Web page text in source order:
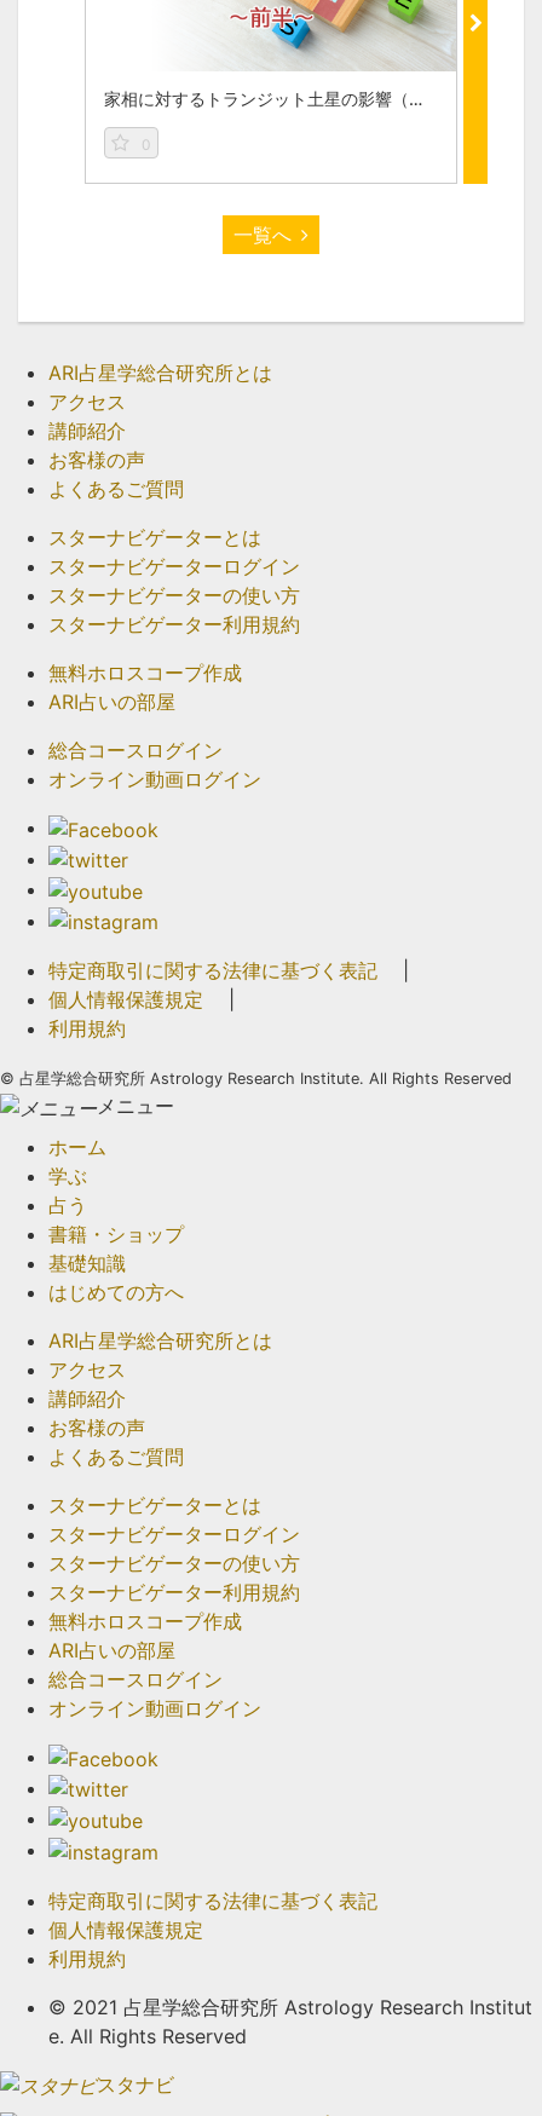
家相に対するトランジット土星の影響（前編）
0
一覧へ
ARI占星学総合研究所とは
アクセス
講師紹介
お客様の声
よくあるご質問
スターナビゲーターとは
スターナビゲーターログイン
スターナビゲーターの使い方
スターナビゲーター利用規約
無料ホロスコープ作成
ARI占いの部屋
総合コースログイン
オンライン動画ログイン
特定商取引に関する法律に基づく表記
個人情報保護規定
利用規約
© 占星学総合研究所 Astrology Research Institute. All Rights Reserved
メニュー
ホーム
学ぶ
占う
書籍・ショップ
基礎知識
はじめての方へ
ARI占星学総合研究所とは
アクセス
講師紹介
お客様の声
よくあるご質問
スターナビゲーターとは
スターナビゲーターログイン
スターナビゲーターの使い方
スターナビゲーター利用規約
無料ホロスコープ作成
ARI占いの部屋
総合コースログイン
オンライン動画ログイン
特定商取引に関する法律に基づく表記
個人情報保護規定
利用規約
© 2021 占星学総合研究所 Astrology Research Institut
e. All Rights Reserved
スタナビ